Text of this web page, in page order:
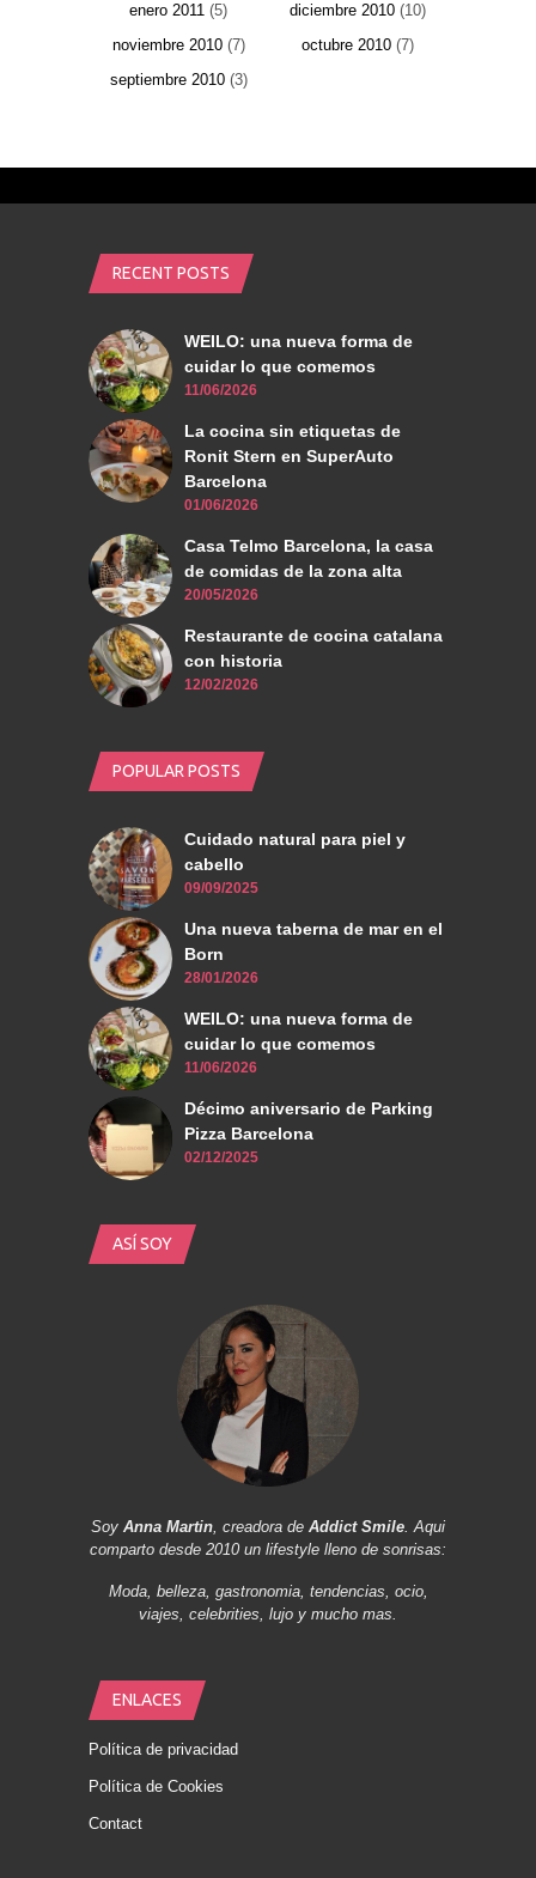
enero 2011 (5) diciembre 2010 (10)
noviembre 2010(7) octubre 2010 (7)
septiembre 2010(3)
RECENT POSTS
WEILO: una nueva forma de
cuidar lo que comemos
11/06/2026
La cocina sin etiquetas de
Ronit Stern en SuperAuto
Barcelona
01/06/2026
Casa Telmo Barcelona, la casa
de comidas de la zona alta
20/05/2026
Restaurante de cocina catalana
con historia
12/02/2026
POPULAR POSTS
Cuidado natural para piel y
cabello
09/09/2025
Una nueva taberna de mar en el
Born
28/01/2026
WEILO: una nueva forma de
cuidar lo que comemos
11/06/2026
Décimo aniversario de Parking
Pizza Barcelona
02/12/2025
ASÍ SOY
Soy Anna Martin, creadora de Addict Smile. Aqui
comparto desde 2010 un lifestyle lleno de sonrisas:
Moda, belleza, gastronomia, tendencias, ocio,
viajes, celebrities, lujo y mucho mas.
ENLACES
Política de privacidad
Política de Cookies
Contact